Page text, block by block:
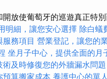
放使葡萄牙的巡遊真正特
明細，讓您安心選擇 除白蟻
務項目 營業登記，讓您的
坐月子中心，提供全面的月
及時修復您的外牆漏水問題
預算搬家成本 養護中心的單